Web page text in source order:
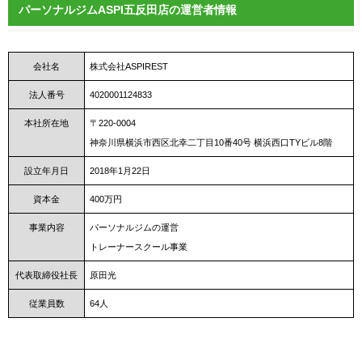
パーソナルジムASPI五反田店の運営者情報
会社名 株式会社ASPIREST
法人番号 4020001124833
本社所在地
〒220-0004
神奈川県横浜市西区北幸二丁目10番40号 横浜西口TYビル8階
設立年月日 2018年1月22日
資本金 400万円
事業内容
パーソナルジムの運営
トレーナースクール事業
代表取締役社長 原田光
従業員数 64人